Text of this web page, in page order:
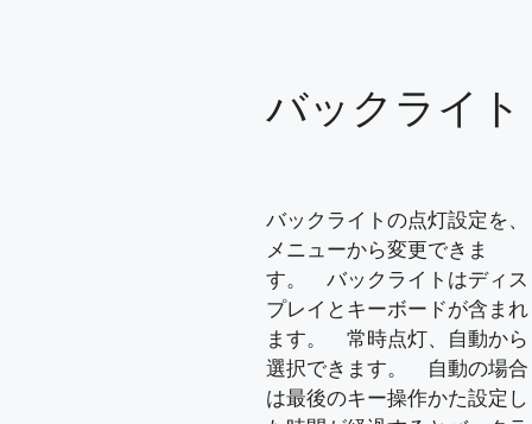
バックライト
バックライトの点灯設定を、
メニューから変更できま
す。 バックライトはディス
プレイとキーボードが含まれ
ます。 常時点灯、自動から
選択できます。 自動の場合
は最後のキー操作かた設定し